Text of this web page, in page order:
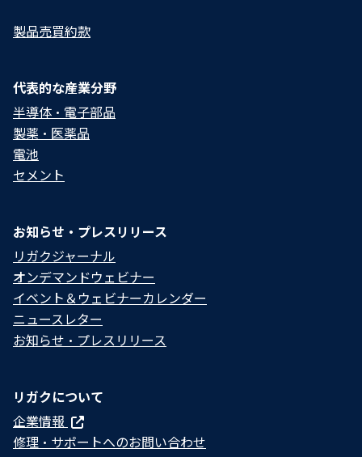
製品売買約款
代表的な産業分野
半導体・電子部品
製薬・医薬品
電池
セメント
お知らせ・プレスリリース
リガクジャーナル
オンデマンドウェビナー
イベント＆ウェビナーカレンダー
ニュースレター
お知らせ・プレスリリース
リガクについて
企業情報
修理・サポートへのお問い合わせ